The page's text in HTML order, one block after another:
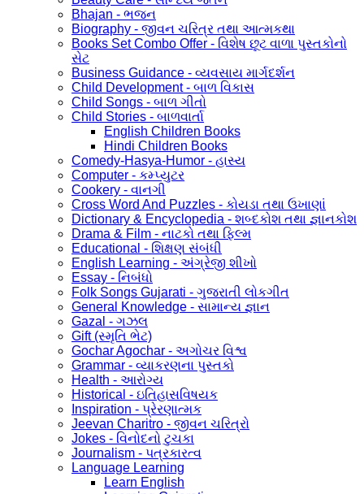
Bhajan - ભજન
Biography - જીવન ચરિત્ર તથા આત્મકથા
Books Set Combo Offer - વિશેષ છૂટ વાળા પુસ્તકોનો
સેટ
Business Guidance - વ્યવસાય માર્ગદર્શન
Child Development - બાળ વિકાસ
Child Songs - બાળ ગીતો
Child Stories - બાળવાર્તા
English Children Books
Hindi Children Books
Comedy-Hasya-Humor - હાસ્ય
Computer - કમ્પ્યુટર
Cookery - વાનગી
Cross Word And Puzzles - કોયડા તથા ઉખાણાં
Dictionary & Encyclopedia - શબ્દકોશ તથા જ્ઞાનકોશ
Drama & Film - નાટકો તથા ફિલ્મ
Educational - શિક્ષણ સંબંધી
English Learning - અંગ્રેજી શીખો
Essay - નિબંધો
Folk Songs Gujarati - ગુજરાતી લોકગીત
General Knowledge - સામાન્ય જ્ઞાન
Gazal - ગઝલ
Gift (સ્મૃતિ ભેટ)
Gochar Agochar - અગોચર વિશ્વ
Grammar - વ્યાકરણના પુસ્તકો
Health - આરોગ્ય
Historical - ઇતિહાસવિષયક
Inspiration - પ્રેરણાત્મક
Jeevan Charitro - જીવન ચરિત્રો
Jokes - વિનોદનો ટુચકા
Journalism - પત્રકારત્વ
Language Learning
Learn English